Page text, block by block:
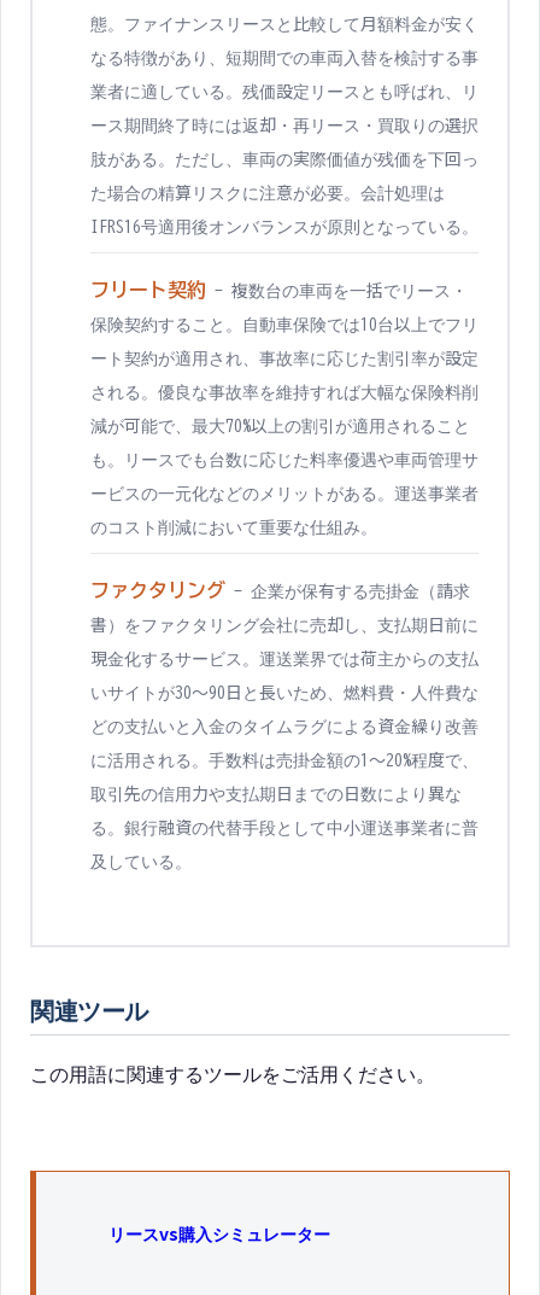
態。ファイナンスリースと比較して月額料金が安く
なる特徴があり、短期間での車両入替を検討する事
業者に適している。残価設定リースとも呼ばれ、リ
ース期間終了時には返却・再リース・買取りの選択
肢がある。ただし、車両の実際価値が残価を下回っ
た場合の精算リスクに注意が必要。会計処理は
IFRS16号適用後オンバランスが原則となっている。
フリート契約 - 複数台の車両を一括でリース・
保険契約すること。自動車保険では10台以上でフリ
ート契約が適用され、事故率に応じた割引率が設定
される。優良な事故率を維持すれば大幅な保険料削
減が可能で、最大70%以上の割引が適用されること
も。リースでも台数に応じた料率優遇や車両管理サ
ービスの一元化などのメリットがある。運送事業者
のコスト削減において重要な仕組み。
ファクタリング - 企業が保有する売掛金（請求
書）をファクタリング会社に売却し、支払期日前に
現金化するサービス。運送業界では荷主からの支払
いサイトが30〜90日と長いため、燃料費・人件費な
どの支払いと入金のタイムラグによる資金繰り改善
に活用される。手数料は売掛金額の1〜20%程度で、
取引先の信用力や支払期日までの日数により異な
る。銀行融資の代替手段として中小運送事業者に普
及している。
関連ツール
この用語に関連するツールをご活用ください。
リースvs購入シミュレーター